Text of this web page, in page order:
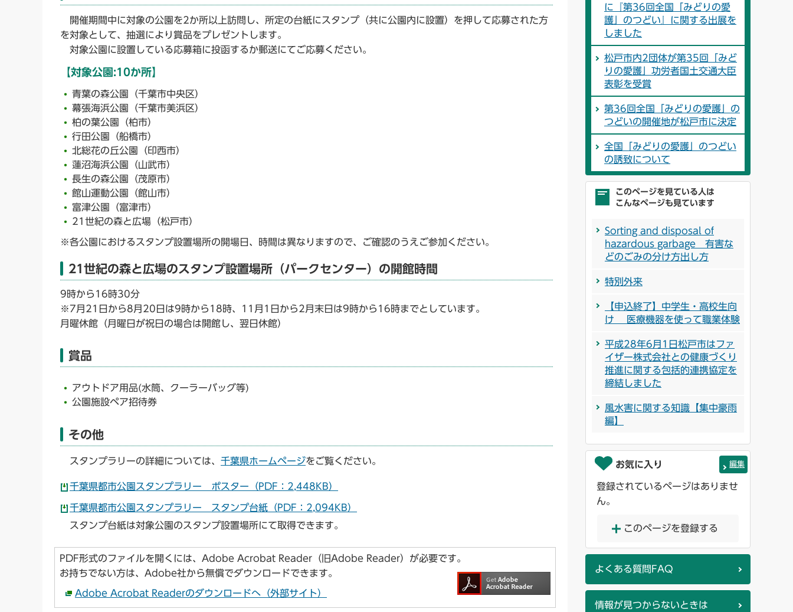
開催期間中に対象の公園を2か所以上訪問し、所定の台紙にスタンプ（共に公園内に設置）を押して応募された方
を対象として、抽選により賞品をプレゼントします。
対象公園に設置している応募箱に投函するか郵送にてご応募ください。
【対象公園:10か所】
青葉の森公園（千葉市中央区）
幕張海浜公園（千葉市美浜区）
柏の葉公園（柏市）
行田公園（船橋市）
北総花の丘公園（印西市）
蓮沼海浜公園（山武市）
長生の森公園（茂原市）
館山運動公園（館山市）
富津公園（富津市）
21世紀の森と広場（松戸市）
※各公園におけるスタンプ設置場所の開場日、時間は異なりますので、ご確認のうえご参加ください。
21世紀の森と広場のスタンプ設置場所（パークセンター）の開館時間
9時から16時30分
※7月21日から8月20日は9時から18時、11月1日から2月末日は9時から16時までとしています。
月曜休館（月曜日が祝日の場合は開館し、翌日休館）
賞品
アウトドア用品(水筒、クーラーバッグ等)
公園施設ペア招待券
その他
スタンプラリーの詳細については、 千葉県ホームページをご覧ください。
千葉県都市公園スタンプラリー ポスター（PDF：2,448KB）
千葉県都市公園スタンプラリー スタンプ台紙（PDF：2,094KB）
スタンプ台紙は対象公園のスタンプ設置場所にて取得できます。
PDF形式のファイルを開くには、Adobe Acrobat Reader（旧Adobe Reader）が必要です。
お持ちでない方は、Adobe社から無償でダウンロードできます。
Adobe Acrobat Readerのダウンロードへ（外部サイト）
に『第36回全国「みどりの愛
護」のつどい』に関する出展を
しました
松戸市内2団体が第35回「みど
りの愛護」功労者国土交通大臣
表彰を受賞
第36回全国「みどりの愛護」の
つどいの開催地が松戸市に決定
全国「みどりの愛護」のつどい
の誘致について
このページを見ている人は
こんなページも見ています
Sorting and disposal of
hazardous garbage 有害な
どのごみの分け方出し方
特別外来
【申込終了】中学生・高校生向
け 医療機器を使って職業体験
平成28年6月1日松戸市はファ
イザー株式会社との健康づくり
推進に関する包括的連携協定を
締結しました
風水害に関する知識【集中豪雨
編】
お気に入り 編集
登録されているページはありませ
ん。
このページを登録する
よくある質問FAQ
情報が見つからないときは